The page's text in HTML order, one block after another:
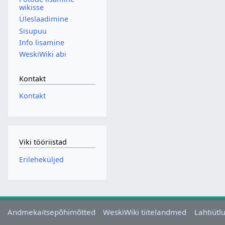
wikisse
Üleslaadimine
Sisupuu
Info lisamine
WeskiWiki abi
Kontakt
Kontakt
Viki tööriistad
Erileheküljed
Andmekaitsepõhimõtted WeskiWiki tiitelandmed